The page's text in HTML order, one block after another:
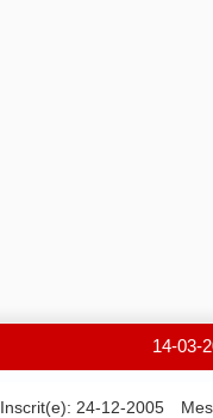
14-03-
Inscrit(e): 24-12-2005